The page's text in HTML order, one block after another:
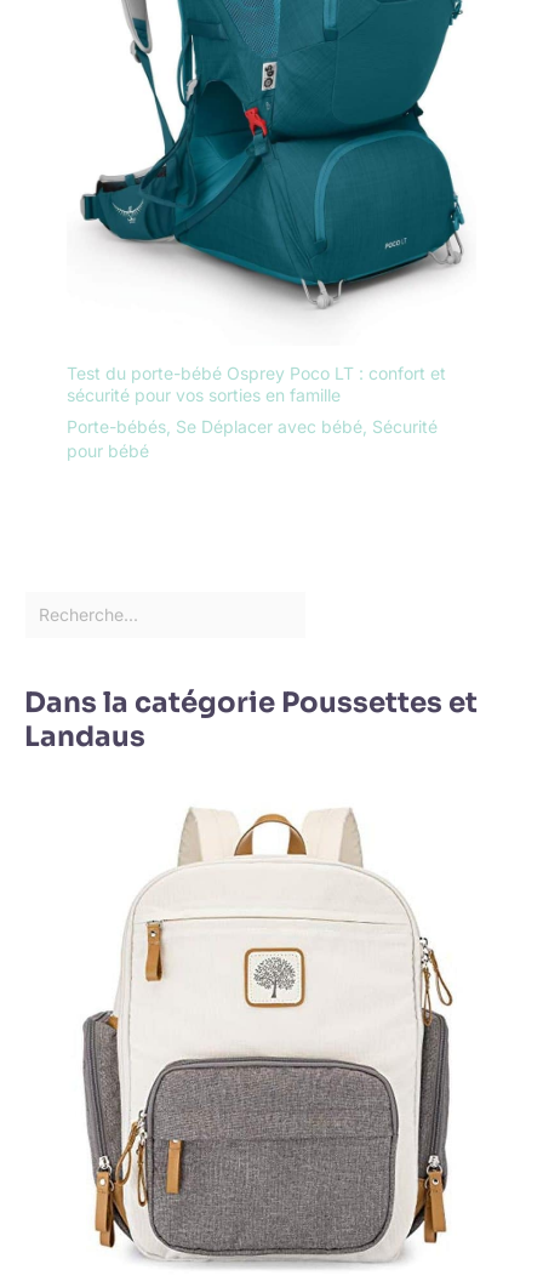
Test du porte-bébé Osprey Poco LT : confort et
sécurité pour vos sorties en famille
Porte-bébés Se Déplacer avec bébé Sécurité
pour bébé
Dans la catégorie Poussettes et
Landaus